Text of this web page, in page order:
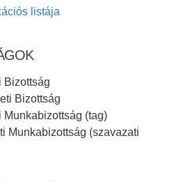
listája
Bizottság
Bizottság
Munkabizottság (tag)
Munkabizottság (szavazati